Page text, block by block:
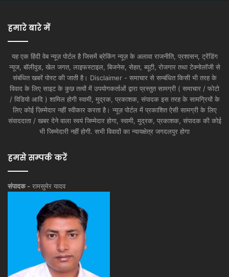
हमारे बारे में
यह एक हिंदी वेब न्यूज़ पोर्टल है जिसमें ब्रेकिंग न्यूज़ के अलावा राजनीति, प्रशासन, ट्रेंडिंग
न्यूज, बॉलीवुड, खेल जगत, लाइफस्टाइल, बिजनेस, सेहत, ब्यूटी, रोजगार तथा टेक्नोलॉजी से
संबंधित खबरें पोस्ट की जाती है। Disclaimer - समाचार से सम्बंधित किसी भी तरह के
विवाद के लिए साइट के कुछ तत्वों में उपयोगकर्ताओं द्वारा प्रस्तुत सामग्री ( समाचार / फोटो
/ विडियो आदि ) शामिल होगी स्वामी, मुद्रक, प्रकाशक, संपादक इस तरह के सामग्रियों के
लिए कोई ज़िम्मेदार नहीं स्वीकार करता है। न्यूज़ पोर्टल में प्रकाशित ऐसी सामग्री के लिए
संवाददाता / खबर देने वाला स्वयं जिम्मेदार होगा, स्वामी, मुद्रक, प्रकाशक, संपादक की कोई
भी जिम्मेदारी नहीं होगी. सभी विवादों का न्यायक्षेत्र जगदलपुर होगा
हमसे सम्पर्क करें
संपादक - रामसुमेर यादव